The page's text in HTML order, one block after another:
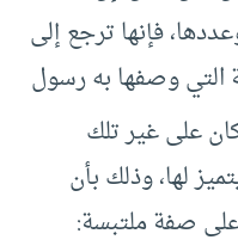
فإنها ترجع إلى
التي وصفها به رسول
على غير تلك
لها، وذلك بأن
صفة ملتبسة: